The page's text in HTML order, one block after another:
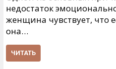
недостаток
женщина чувствует, что
она…
ЧИТАТЬ